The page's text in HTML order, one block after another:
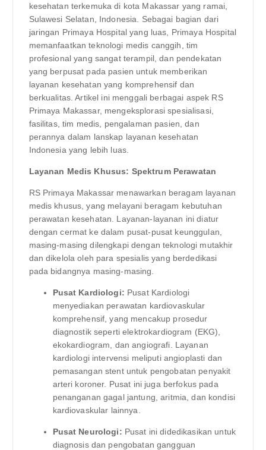
kesehatan terkemuka di kota Makassar yang ramai,
Sulawesi Selatan, Indonesia. Sebagai bagian dari
jaringan Primaya Hospital yang luas, Primaya Hospital
memanfaatkan teknologi medis canggih, tim
profesional yang sangat terampil, dan pendekatan
yang berpusat pada pasien untuk memberikan
layanan kesehatan yang komprehensif dan
berkualitas. Artikel ini menggali berbagai aspek RS
Primaya Makassar, mengeksplorasi spesialisasi,
fasilitas, tim medis, pengalaman pasien, dan
perannya dalam lanskap layanan kesehatan
Indonesia yang lebih luas.
Layanan Medis Khusus: Spektrum Perawatan
RS Primaya Makassar menawarkan beragam layanan
medis khusus, yang melayani beragam kebutuhan
perawatan kesehatan. Layanan-layanan ini diatur
dengan cermat ke dalam pusat-pusat keunggulan,
masing-masing dilengkapi dengan teknologi mutakhir
dan dikelola oleh para spesialis yang berdedikasi
pada bidangnya masing-masing.
Pusat Kardiologi: Pusat Kardiologi
menyediakan perawatan kardiovaskular
komprehensif, yang mencakup prosedur
diagnostik seperti elektrokardiogram (EKG),
ekokardiogram, dan angiografi. Layanan
kardiologi intervensi meliputi angioplasti dan
pemasangan stent untuk pengobatan penyakit
arteri koroner. Pusat ini juga berfokus pada
penanganan gagal jantung, aritmia, dan kondisi
kardiovaskular lainnya.
Pusat Neurologi: Pusat ini didedikasikan untuk
diagnosis dan pengobatan gangguan